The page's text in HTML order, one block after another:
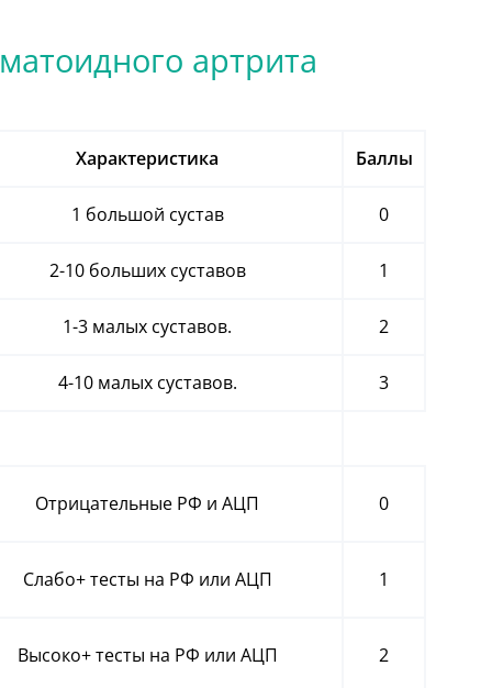
артрита
Характеристика Баллы
1 большой сустав 0
2-10 больших суставов 1
1-3 малых суставов. 2
4-10 малых суставов. 3
Отрицательные РФ и АЦП 0
Слабо+ тесты на РФ или АЦП 1
Высоко+ тесты на РФ или АЦП 2